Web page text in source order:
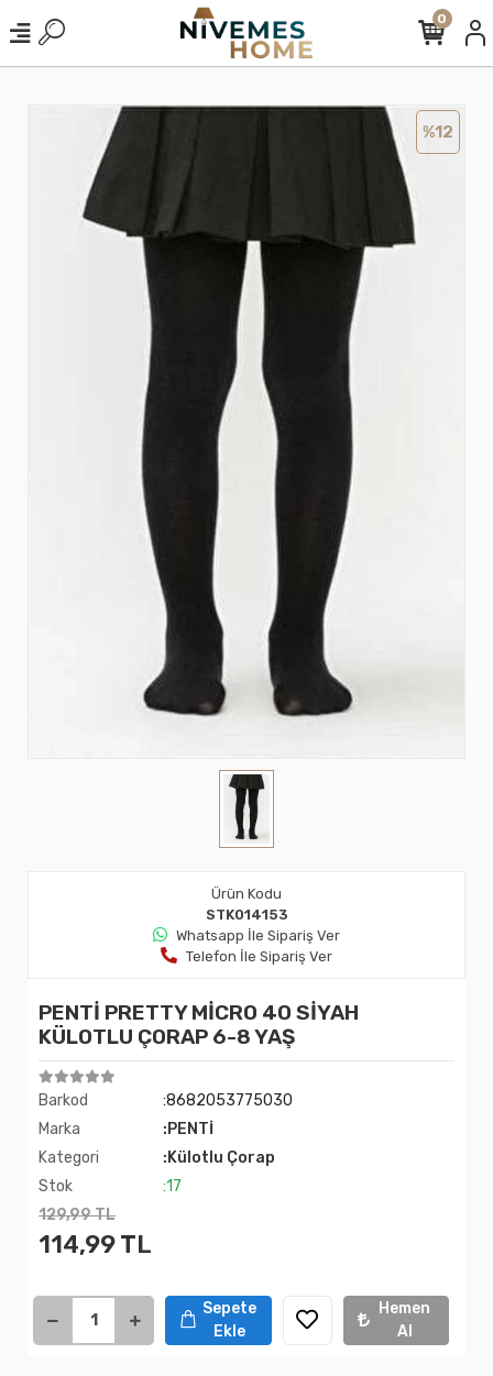
0
%12
Ürün Kodu
STK014153
Whatsapp İle Sipariş Ver
Telefon İle Sipariş Ver
PENTİ PRETTY MİCRO 40 SİYAH
KÜLOTLU ÇORAP 6-8 YAŞ
Barkod
:8682053775030
Marka
:PENTİ
Kategori
:Külotlu Çorap
Stok
:17
129,99 TL
114,99 TL
Sepete
Ekle
Hemen
Al